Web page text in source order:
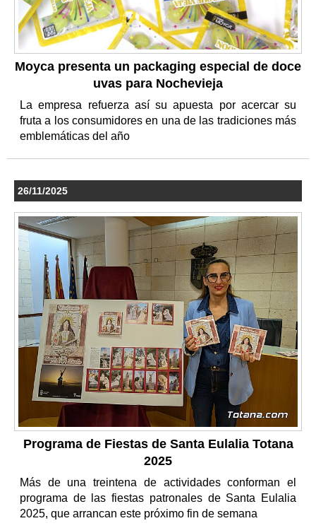
Moyca presenta un packaging especial de doce
uvas para Nochevieja
La empresa refuerza así su apuesta por acercar su
fruta a los consumidores en una de las tradiciones más
emblemáticas del año
26/11/2025
Programa de Fiestas de Santa Eulalia Totana
2025
Más de una treintena de actividades conforman el
programa de las fiestas patronales de Santa Eulalia
2025, que arrancan este próximo fin de semana